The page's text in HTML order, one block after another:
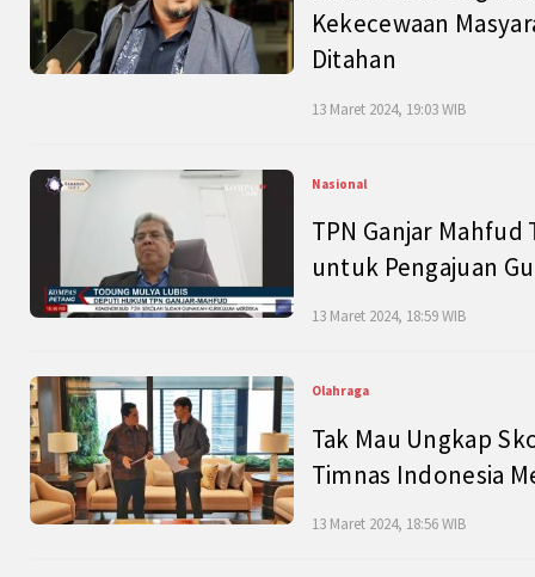
Kekecewaan
Ditahan
13 Maret 2024, 19:03 WIB
Nasional
TPN Ganjar
untuk Pengajuan
13 Maret 2024, 18:59 WIB
Olahraga
Tak Mau Ungkap
Timnas Indonesia
13 Maret 2024, 18:56 WIB